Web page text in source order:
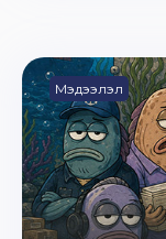
Мэдээлэл